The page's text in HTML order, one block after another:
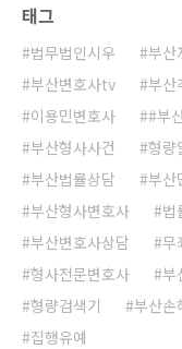
태그
법무법인시우 부산
부산변호사tv
부산
이용민변호사
#부
부산형사사건
형량
부산법률상담
부산
부산형사변호사
법
부산변호사상담
무
형사전문변호사
부
형량검색기
부산손
집행유예